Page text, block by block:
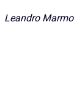
Leandro Marmo